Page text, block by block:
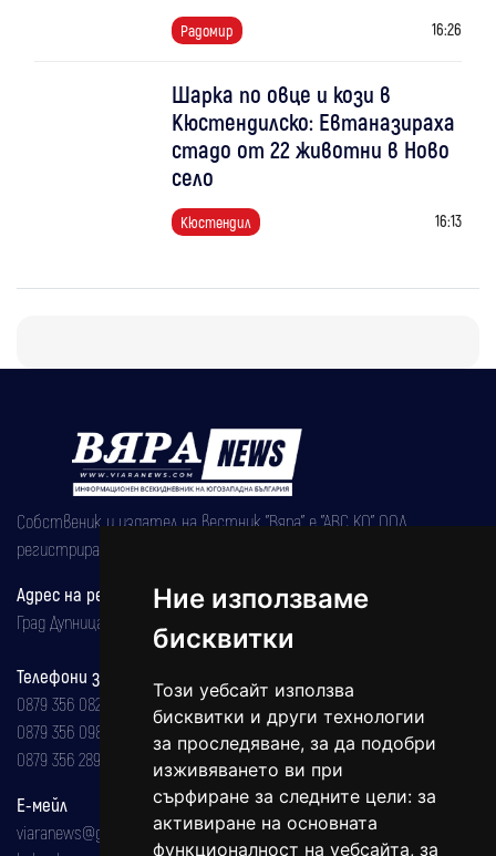
Ние използваме
бисквитки
Този уебсайт използва
бисквитки и други технологии
за проследяване, за да подобри
изживяването ви при
сърфиране за следните цели: за
активиране на основната
функционалност на уебсайта, за
Радомир 16:26
Шарка по овце и кози в
Кюстендилско: Евтаназираха
стадо от 22 животни в Ново
село
Кюстендил 16:13
Собственик и издател на вестник "Вяра" е "АВС КО" ООД,
регистрирана на 08.05.2002 година.
Адрес на редакцията
Град Дупница, ул.''Христо Ботев" 43
Телефони за реклама и абонаменти
0879 356 082
0879 356 098
0879 356 289
Е-мейл
viaranews@gmail.com